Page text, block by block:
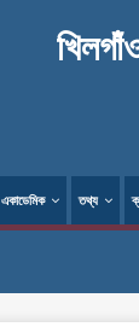
একাডেমিক তথ্য